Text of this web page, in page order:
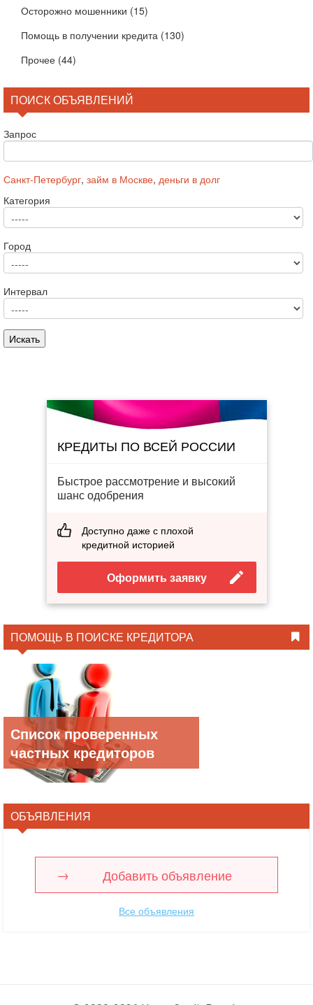
Осторожно мошенники (15)
Помощь в получении кредита (130)
Прочее (44)
ПОИСК ОБЪЯВЛЕНИЙ
Запрос
Санкт-Петербург, займ в Москве, деньги в долг
Категория
Город
Интервал
КРЕДИТЫ ПО ВСЕЙ РОССИИ
Быстрое рассмотрение и высокий
шанс одобрения
Доступно даже с плохой
кредитной историей
Оформить заявку
ПОМОЩЬ В ПОИСКЕ КРЕДИТОРА
Список проверенных
частных кредиторов
ОБЪЯВЛЕНИЯ
Добавить объявление
Все объявления